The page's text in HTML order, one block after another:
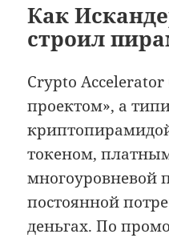
Как
строил
Crypto
проектом», а
токеном,
многоуровневой
постоянной
деньгах. По